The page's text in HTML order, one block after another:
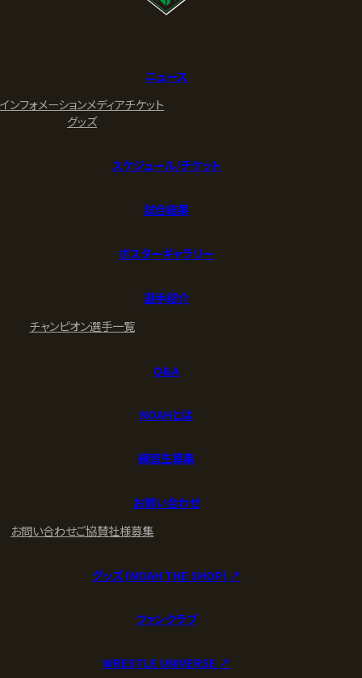
ニュース
インフォメーションメディアチケット
グッズ
スケジュール/チケット
試合結果
ポスターギャラリー
選手紹介
チャンピオン選手一覧
Q&A
NOAHとは
練習生募集
お問い合わせ
お問い合わせご協賛社様募集
グッズ (NOAH THE SHOP) ↗︎
ファンクラブ
WRESTLE UNIVERSE ↗︎